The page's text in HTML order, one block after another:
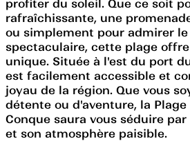
profiter du soleil. Que ce soit
rafraîchissante, une
ou simplement pour admirer le
spectaculaire, cette plage
unique. Située à l'est du port
est facilement accessible et
joyau de la région. Que vous
détente ou d'aventure, la Plage
Conque saura vous séduire
et son atmosphère paisible.